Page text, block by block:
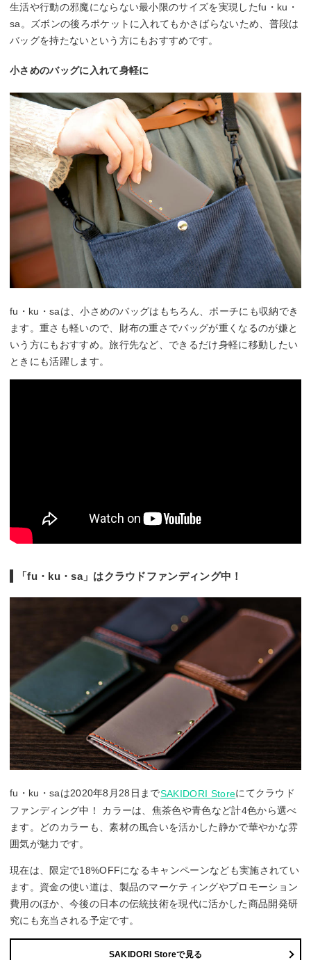
生活や行動の邪魔にならない最小限のサイズを実現したfu・ku・
sa。ズボンの後ろポケットに入れてもかさばらないため、普段は
バッグを持たないという方にもおすすめです。
小さめのバッグに入れて身軽に
fu・ku・saは、小さめのバッグはもちろん、ポーチにも収納でき
ます。重さも軽いので、財布の重さでバッグが重くなるのが嫌と
いう方にもおすすめ。旅行先など、できるだけ身軽に移動したい
ときにも活躍します。
「fu・ku・sa」はクラウドファンディング中！
fu・ku・saは2020年8月28日までSAKIDORI Storeにてクラウド
ファンディング中！ カラーは、焦茶色や青色など計4色から選べ
ます。どのカラーも、素材の風合いを活かした静かで華やかな雰
囲気が魅力です。
現在は、限定で18%OFFになるキャンペーンなども実施されてい
ます。資金の使い道は、製品のマーケティングやプロモーション
費用のほか、今後の日本の伝統技術を現代に活かした商品開発研
究にも充当される予定です。
SAKIDORI Storeで見る